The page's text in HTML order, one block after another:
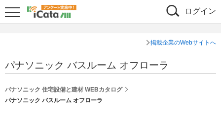
ログイン
掲載企業のWebサイトへ
パナソニック バスルーム オフローラ
パナソニック 住宅設備と建材 WEBカタログ
パナソニック バスルーム オフローラ